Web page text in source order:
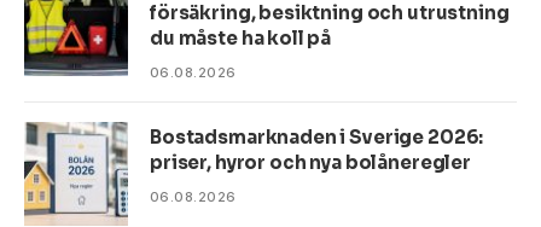
försäkring, besiktning och utrustning
du måste ha koll på
06.08.2026
Bostadsmarknaden i Sverige 2026:
priser, hyror och nya bolåneregler
06.08.2026